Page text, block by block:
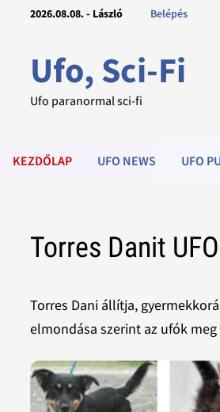
2026.08.08. - László Belépés
Ufo, Sci-Fi
Ufo paranormal sci-fi
KEZDŐLAP UFO NEWS UFO
Torres Danit
Torres Dani állítja,
elmondása szerint az ufók